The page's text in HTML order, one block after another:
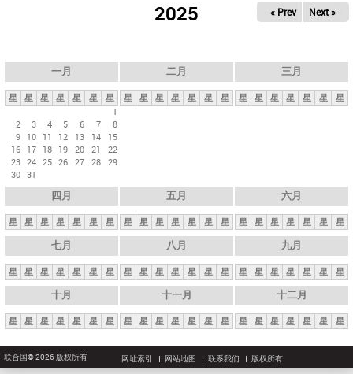
2025 « Prev Next »
一月
星 星 星 星 星 星
星
1
2
3 4 5 6 7
8
9 10 11 12 13 14
15
16 17 18 19 20 21
22
23 24 25 26 27 28 29
30 31
二月
星 星 星 星 星 星 星
三月
星 星 星 星 星 星 星
四月
星 星 星 星 星 星 星
五月
星 星 星 星 星 星 星
六月
星 星 星 星 星 星 星
七月
星 星 星 星 星 星 星
八月
星 星 星 星 星 星 星
九月
星 星 星 星 星 星 星
十月
星 星 星 星 星 星 星
十一月
星 星 星 星 星 星 星
十二月
星 星 星 星 星 星 星
联合国© 2026 版权所有 网址索引 网站地图 联系我们 版权所有